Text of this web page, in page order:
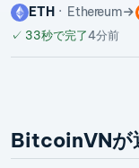
ETH Ethereum
✓ 33秒で完了4分前
BitcoinVNが